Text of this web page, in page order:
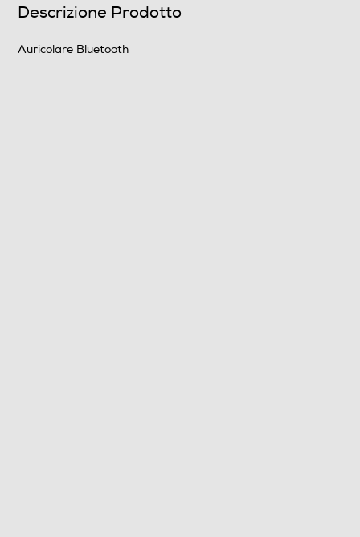
Descrizione Prodotto
Auricolare Bluetooth